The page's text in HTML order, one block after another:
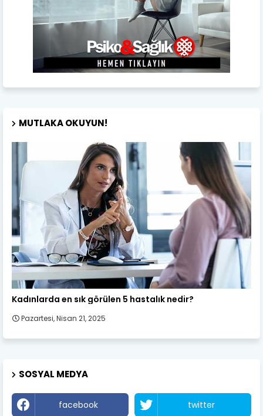
MUTLAKA OKUYUN!
Kadın Sağlığı
Kadınlarda en sık görülen 5 hastalık nedir?
Pazartesi, Nisan 21, 2025
SOSYAL MEDYA
facebook twitter